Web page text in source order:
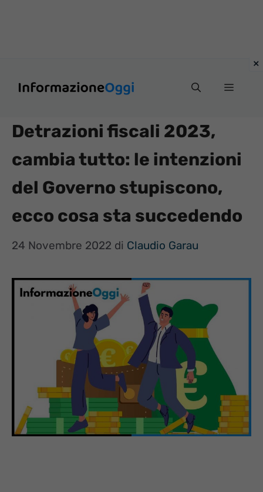
Menu
Detrazioni fiscali 2023,
cambia tutto: le intenzioni
del Governo stupiscono,
ecco cosa sta succedendo
24 Novembre 2022 di Claudio Garau